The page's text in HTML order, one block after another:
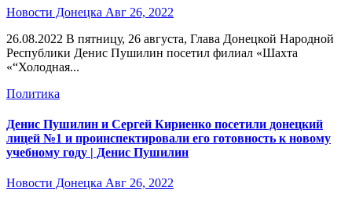
Новости Донецка Авг 26, 2022
26.08.2022 В пятницу, 26 августа, Глава Донецкой Народной
Республики Денис Пушилин посетил филиал «Шахта
«“Холодная...
Политика
Денис Пушилин и Сергей Кириенко посетили донецкий
лицей №1 и проинспектировали его готовность к новому
учебному году | Денис Пушилин
Новости Донецка Авг 26, 2022